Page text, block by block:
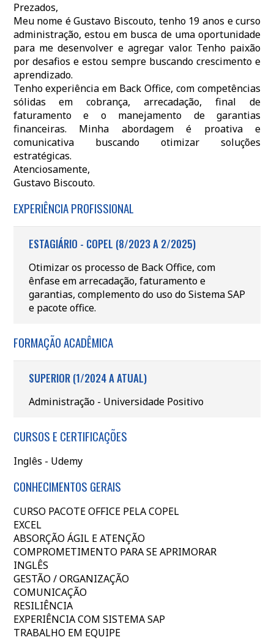
Prezados,
Meu nome é Gustavo Biscouto, tenho 19 anos e curso
administração, estou em busca de uma oportunidade
para me desenvolver e agregar valor. Tenho paixão
por desafios e estou sempre buscando crescimento e
aprendizado.
Tenho experiência em Back Office, com competências
sólidas em cobrança, arrecadação, final de
faturamento e o manejamento de garantias
financeiras. Minha abordagem é proativa e
comunicativa buscando otimizar soluções
estratégicas.
Atenciosamente,
Gustavo Biscouto.
EXPERIÊNCIA PROFISSIONAL
ESTAGIÁRIO - COPEL (8/2023 A 2/2025)
Otimizar os processo de Back Office, com
ênfase em arrecadação, faturamento e
garantias, complemento do uso do Sistema SAP
e pacote office.
FORMAÇÃO ACADÊMICA
SUPERIOR (1/2024 A ATUAL)
Administração - Universidade Positivo
CURSOS E CERTIFICAÇÕES
Inglês - Udemy
CONHECIMENTOS GERAIS
CURSO PACOTE OFFICE PELA COPEL
EXCEL
ABSORÇÃO ÁGIL E ATENÇÃO
COMPROMETIMENTO PARA SE APRIMORAR
INGLÊS
GESTÃO / ORGANIZAÇÃO
COMUNICAÇÃO
RESILIÊNCIA
EXPERIÊNCIA COM SISTEMA SAP
TRABALHO EM EQUIPE